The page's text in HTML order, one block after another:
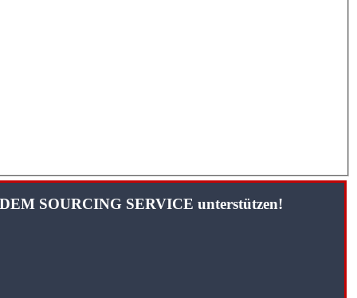
SOURCING SERVICE unterstützen!